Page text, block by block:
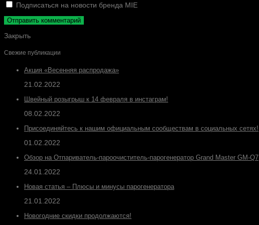
Подписаться на новости бренда MIE
Закрыть
Свежие публикации
Акция «Весенняя распродажа»
21.02.2022
Швейный розыгрыш к 14 февраля в инстаграм!
08.02.2022
Присоединяйтесь к нашим официальным сообществам в социальных сетях!
01.02.2022
Обзор на Отпариватель-пароочиститель-парогенератор Grand Master GM-Q7
24.01.2022
Новая статья – Плюсы и минусы парогенератора
21.01.2022
Новогодние скидки продолжаются!